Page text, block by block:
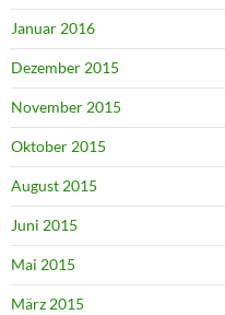
Januar 2016
Dezember 2015
November 2015
Oktober 2015
August 2015
Juni 2015
Mai 2015
März 2015